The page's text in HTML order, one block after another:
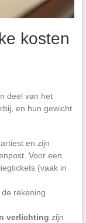
kosten
deel van het
en hun gewicht
en zijn
Voor een
(vaak in
rekening
verlichting zijn